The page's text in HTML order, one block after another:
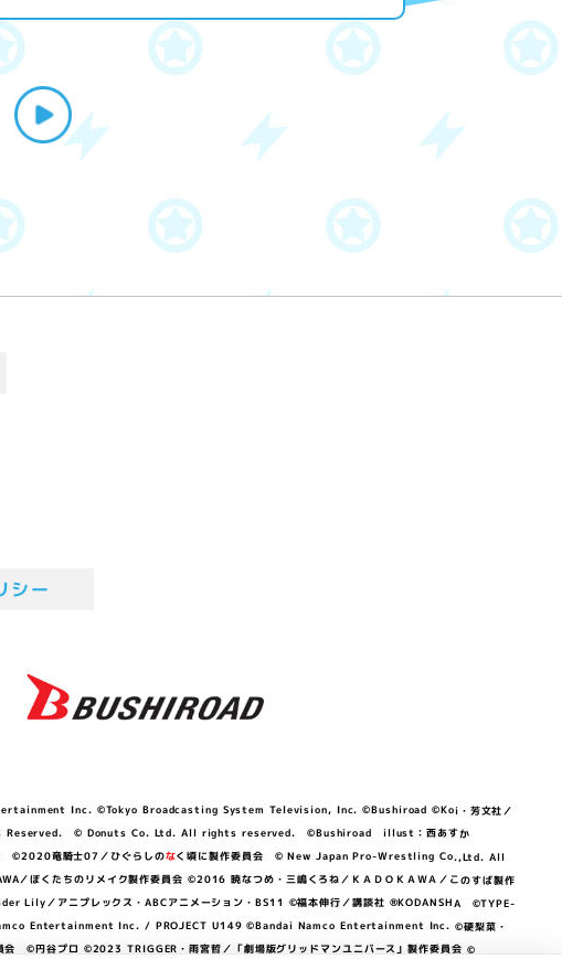
シー
Inc. ©Tokyo Broadcasting System Television, Inc. ©Bushiroad ©Koi・芳文社／
Reserved. © Donuts Co. Ltd. All rights reserved. ©Bushiroad illust：西あすか
©2020竜騎士07／ひぐらしのなく頃に製作委員会 © New Japan Pro-Wrestling Co.,Ltd. All
たちのリメイク製作委員会 ©2016 暁なつめ・三嶋くろね／ＫＡＤＯＫＡＷＡ／このすば製作
／アニプレックス・ABCアニメーション・BS11 ©福本伸行／講談社 ®KODANSHA ©TYPE-
Namco Entertainment Inc. / PROJECT U149 ©Bandai Namco Entertainment Inc. ©硬梨菜・
会 ©円谷プロ ©2023 TRIGGER・雨宮哲／「劇場版グリッドマンユニバース」製作委員会 ©